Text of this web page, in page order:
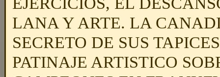
LANA Y ARTE. LA
SECRETO DE SUS
PATINAJE ARTISTICO